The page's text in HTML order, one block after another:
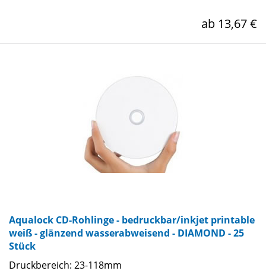
ab 13,67 €
Aqualock CD-Rohlinge - bedruckbar/inkjet printable
weiß - glänzend wasserabweisend - DIAMOND - 25
Stück
Druckbereich: 23-118mm